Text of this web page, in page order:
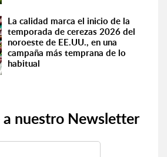
La calidad marca el inicio de la
temporada de cerezas 2026 del
noroeste de EE.UU., en una
campaña más temprana de lo
habitual
nuestro Newsletter